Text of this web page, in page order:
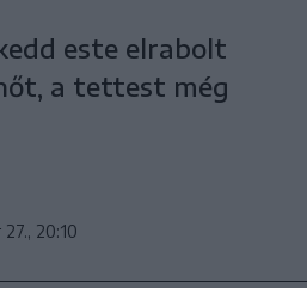
este elrabolt
a tettest még
20:10